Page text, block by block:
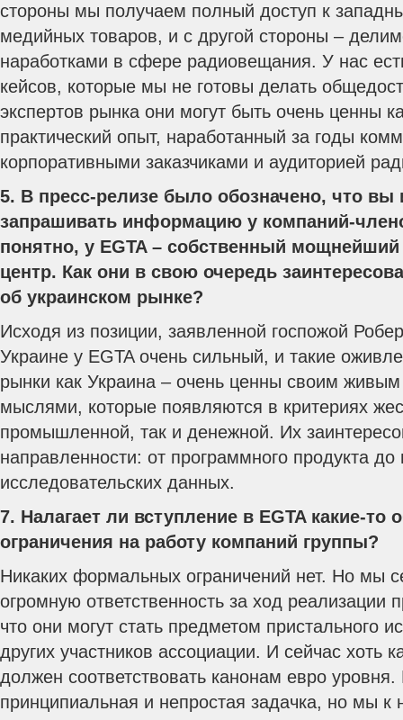
стороны мы получаем полный доступ к
медийных товаров, и с другой стороны –
наработками в сфере радиовещания. У нас
кейсов, которые мы не готовы делать
экспертов рынка они могут быть очень ценны
практический опыт, наработанный за годы
корпоративными заказчиками и аудиторией
5. В пресс-релизе было обозначено, что вы
запрашивать информацию у компаний-
понятно, у EGTA – собственный мощнейший
центр. Как они в свою очередь
об украинском рынке?
Исходя из позиции, заявленной госпожой
Украине у EGTA очень сильный, и такие
рынки как Украина – очень ценны своим
мыслями, которые появляются в критериях
промышленной, так и денежной. Их
направленности: от программного продукта
исследовательских данных.
7. Налагает ли вступление в EGTA какие-то
ограничения на работу компаний группы?
Никаких формальных ограничений нет. Но мы
огромную ответственность за ход реализации
что они могут стать предметом пристального
других участников ассоциации. И сейчас хоть
должен соответствовать канонам евро
принципиальная и непростая задачка, но мы к